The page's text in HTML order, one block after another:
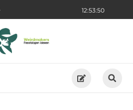
12:53:52